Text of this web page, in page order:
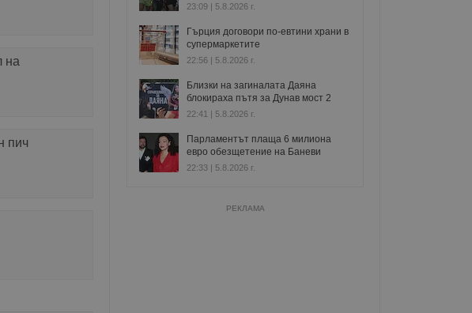
на
пич
23:09 | 5.8.2026 г.
Гърция договори по-евтини храни в
супермаркетите
22:56 | 5.8.2026 г.
Близки на загиналата Даяна
блокираха пътя за Дунав мост 2
22:41 | 5.8.2026 г.
Парламентът плаща 6 милиона
евро обезщетение на Баневи
22:33 | 5.8.2026 г.
РЕКЛАМА